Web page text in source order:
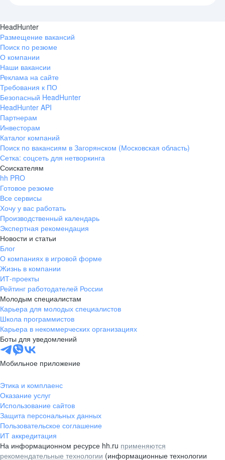
HeadHunter
Размещение вакансий
Поиск по резюме
О компании
Наши вакансии
Реклама на сайте
Требования к ПО
Безопасный HeadHunter
HeadHunter API
Партнерам
Инвесторам
Каталог компаний
Поиск по вакансиям в Загорянском (Московская область)
Сетка: соцсеть для нетворкинга
Соискателям
hh PRO
Готовое резюме
Все сервисы
Хочу у вас работать
Производственный календарь
Экспертная рекомендация
Новости и статьи
Блог
О компаниях в игровой форме
Жизнь в компании
ИТ-проекты
Рейтинг работодателей России
Молодым специалистам
Карьера для молодых специалистов
Школа программистов
Карьера в некоммерческих организациях
Боты для уведомлений
Мобильное приложение
Этика и комплаенс
Оказание услуг
Использование сайтов
Защита персональных данных
Пользовательское соглашение
ИТ аккредитация
На информационном ресурсе hh.ru применяются
рекомендательные технологии (информационные технологии